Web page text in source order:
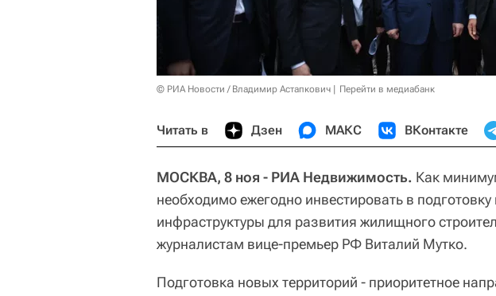
© РИА Новости / Владимир Астапкович Перейти в медиабанк
Читать в Дзен МАКС ВКонтакте
МОСКВА, 8 ноя - РИА Недвижимость. Как
необходимо ежегодно инвестировать в
инфраструктуры для развития жилищного
журналистам вице-премьер РФ Виталий Мутко.
Подготовка новых территорий - приоритетное